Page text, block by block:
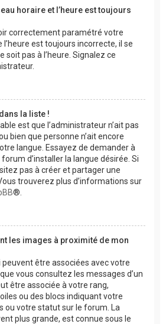
horaire et l’heure est toujours
correctement paramétré votre
est toujours incorrecte, il se
soit pas à l’heure. Signalez ce
la liste !
est que l’administrateur n’ait pas
bien que personne n’ait encore
langue. Essayez de demander à
d’installer la langue désirée. Si
pas à créer et partager une
trouverez plus d’informations sur
®.
les images à proximité de mon
peuvent être associées avec votre
vous consultez les messages d’un
être associée à votre rang,
ou des blocs indiquant votre
ou votre statut sur le forum. La
plus grande, est connue sous le